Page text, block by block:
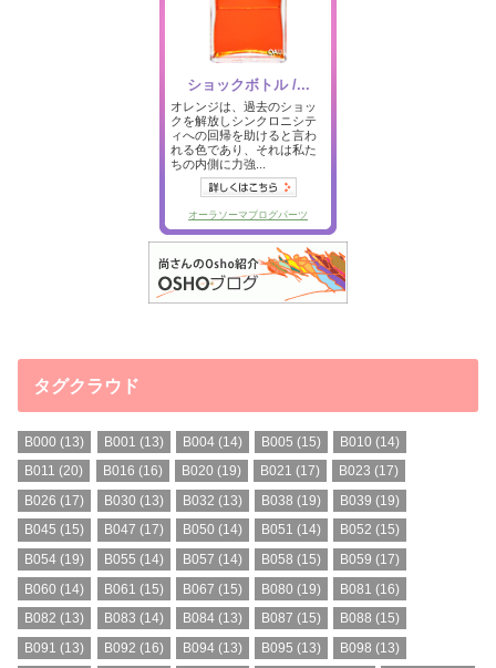
タグクラウド
B000 (13) B001 (13) B004(14) B005 (15) B010 (14)
B011 (20) B016 (16) B020 (19) B021 (17) B023 (17)
B026 (17) B030 (13) B032 (13) B038 (19) B039 (19)
B045 (15) B047 (17) B050 (14) B051 (14) B052 (15)
B054 (19) B055 (14) B057 (14) B058 (15) B059 (17)
B060 (14) B061 (15) B067 (15) B080 (19) B081 (16)
B082 (13) B083 (14) B084(13) B087 (15) B088 (15)
B091 (13) B092 (16) B094(13) B095 (13) B098 (13)